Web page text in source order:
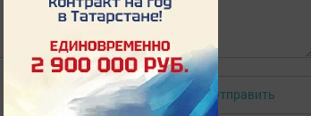
Авторизоваться Отправить